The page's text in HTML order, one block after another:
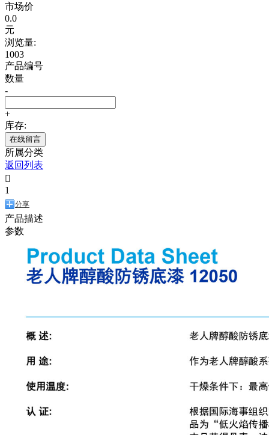
市场价
0.0
元
浏览量:
1003
产品编号
数量
-
+
库存:
在线留言
所属分类
返回列表

1
分享
产品描述
参数